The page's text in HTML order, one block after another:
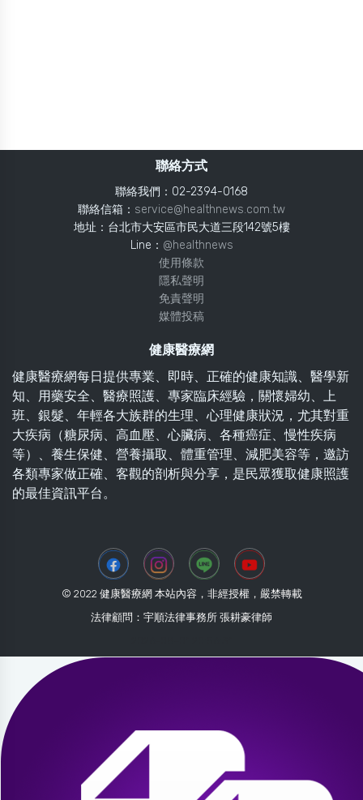
聯絡方式
聯絡我們：02-2394-0168
聯絡信箱： service@healthnews.com.tw
地址：台北市大安區市民大道三段142號5樓
Line： @healthnews
使用條款
隱私聲明
免責聲明
媒體投稿
健康醫療網
健康醫療網每日提供專業、即時、正確的健康知識、醫學新
知、用藥安全、醫療照護、專家臨床經驗，關懷婦幼、上
班、銀髮、年輕各大族群的生理、心理健康狀況，尤其對重
大疾病（糖尿病、高血壓、心臟病、各種癌症、慢性疾病
等）、養生保健、營養攝取、體重管理、減肥美容等，邀訪
各類專家做正確、客觀的剖析與分享，是民眾獲取健康照護
的最佳資訊平台。
© 2022 健康醫療網 本站內容，非經授權，嚴禁轉載
法律顧問：宇順法律事務所 張耕豪律師